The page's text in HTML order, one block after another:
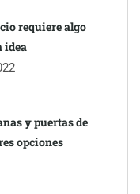
requiere algo
idea
y puertas de
opciones